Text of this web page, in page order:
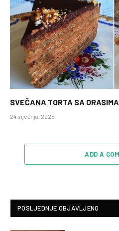
SVEČANA TORTA SA
24 siječnja, 2025
ADD A
POSLJEDNJE OBJAVLJENO